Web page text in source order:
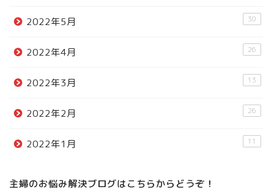
2022年5月 30
2022年4月 26
2022年3月 13
2022年2月 26
2022年1月 11
主婦のお悩み解決ブログはこちらからどうぞ！